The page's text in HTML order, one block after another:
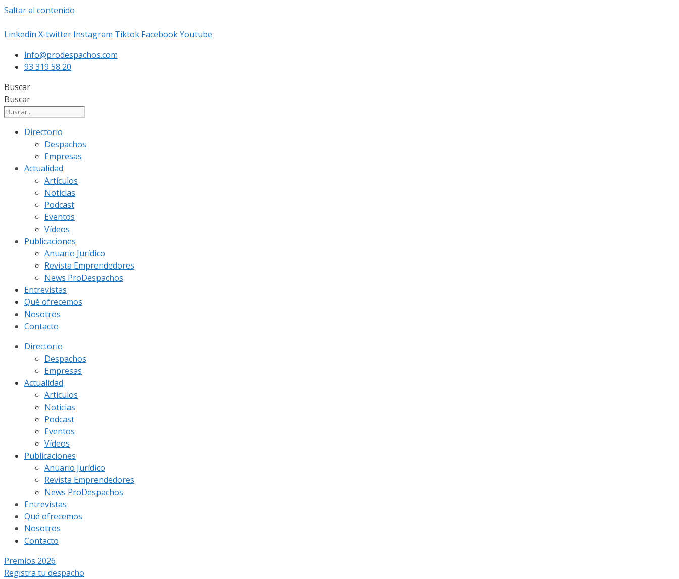
Saltar al contenido
Linkedin X-twitter Instagram Tiktok FacebookYoutube
info@prodespachos.com
93 319 58 20
Buscar
Buscar
Directorio
Despachos
Empresas
Actualidad
Artículos
Noticias
Podcast
Eventos
Vídeos
Publicaciones
Anuario Jurídico
Revista Emprendedores
News ProDespachos
Entrevistas
Qué ofrecemos
Nosotros
Contacto
Directorio
Despachos
Empresas
Actualidad
Artículos
Noticias
Podcast
Eventos
Vídeos
Publicaciones
Anuario Jurídico
Revista Emprendedores
News ProDespachos
Entrevistas
Qué ofrecemos
Nosotros
Contacto
Premios 2026
Registra tu despacho